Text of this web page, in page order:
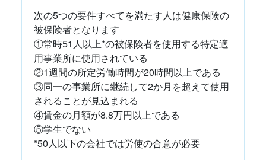
次の5つの要件すべてを満たす人は健康保険の
被保険者となります
①常時51人以上*の被保険者を使用する特定適
用事業所に使用されている
②1週間の所定労働時間が20時間以上である
③同一の事業所に継続して2か月を超えて使用
されることが見込まれる
④賃金の月額が8.8万円以上である
⑤学生でない
*50人以下の会社では労使の合意が必要